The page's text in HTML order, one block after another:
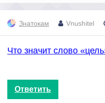
Знатокам Vnushitel
Что значит слово
Ответить